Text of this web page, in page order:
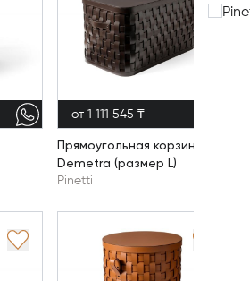
от 1 111 545 ₸
Прямоугольная корзина
Demetra (размер L)
Pinetti